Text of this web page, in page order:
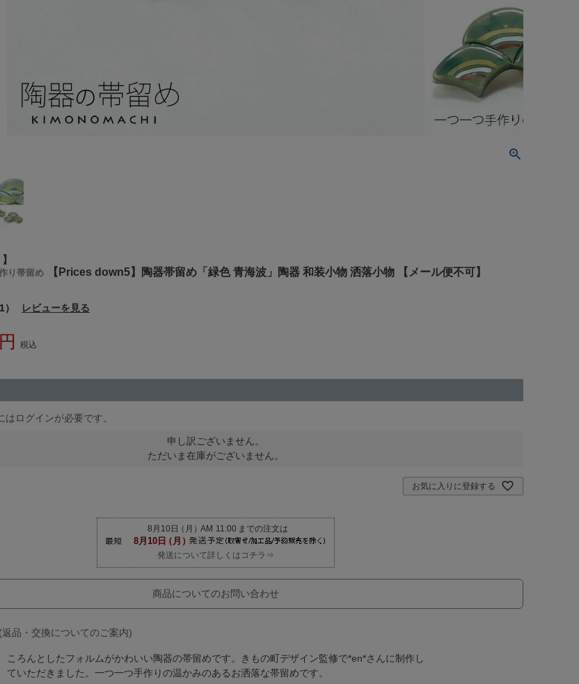
り帯留め
【Prices down5】陶器帯留め「緑色 青海波」陶器 和装小物 洒落小物 【メール便不可】
） レビューを見る
税込
ログインが必要です。
申し訳ございません。
ただいま在庫がございません。
お気に入りに登録する
発送について詳しくはコチラ⇒
商品についてのお問い合わせ
品・交換についてのご案内)
ころんとしたフォルムがかわいい陶器の帯留めです。きもの町デザイン監修で*en*さんに制作し
ていただきました。一つ一つ手作りの温かみのあるお洒落な帯留めです。